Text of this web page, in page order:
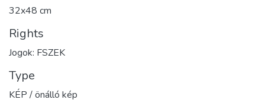
32x48 cm
Rights
Jogok: FSZEK
Type
KÉP / önálló kép